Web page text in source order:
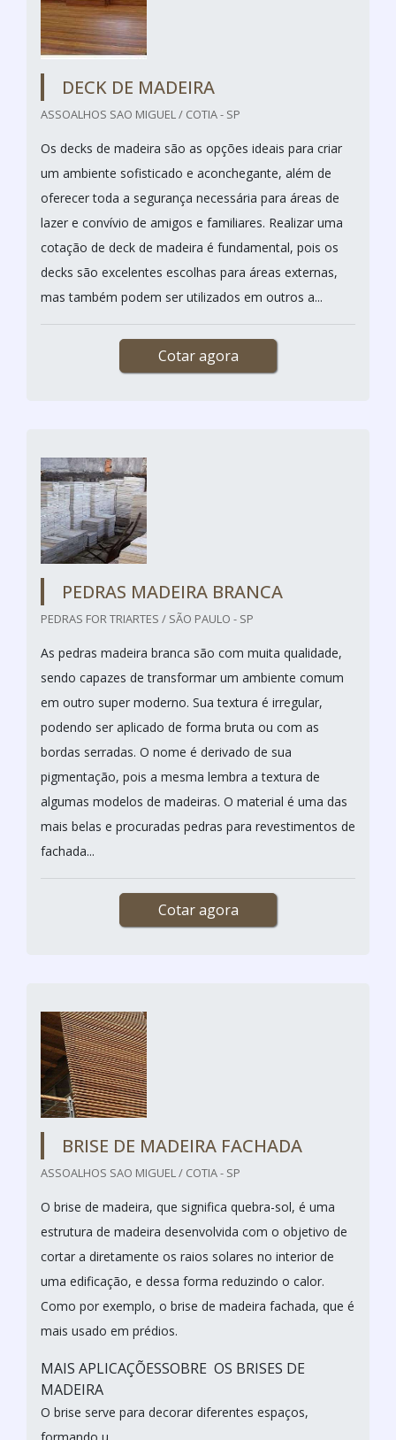
DECK DE MADEIRA
ASSOALHOS SAO MIGUEL / COTIA - SP
Os decks de madeira são as opções ideais para criar
um ambiente sofisticado e aconchegante, além de
oferecer toda a segurança necessária para áreas de
lazer e convívio de amigos e familiares. Realizar uma
cotação de deck de madeira é fundamental, pois os
decks são excelentes escolhas para áreas externas,
mas também podem ser utilizados em outros a...
Cotar agora
PEDRAS MADEIRA BRANCA
PEDRAS FOR TRIARTES / SÃO PAULO - SP
As pedras madeira branca são com muita qualidade,
sendo capazes de transformar um ambiente comum
em outro super moderno. Sua textura é irregular,
podendo ser aplicado de forma bruta ou com as
bordas serradas. O nome é derivado de sua
pigmentação, pois a mesma lembra a textura de
algumas modelos de madeiras. O material é uma das
mais belas e procuradas pedras para revestimentos de
fachada...
Cotar agora
BRISE DE MADEIRA FACHADA
ASSOALHOS SAO MIGUEL / COTIA - SP
O brise de madeira, que significa quebra-sol, é uma
estrutura de madeira desenvolvida com o objetivo de
cortar a diretamente os raios solares no interior de
uma edificação, e dessa forma reduzindo o calor.
Como por exemplo, o brise de madeira fachada, que é
mais usado em prédios.
MAIS APLICAÇÕESSOBRE OS BRISES DE
MADEIRA
O brise serve para decorar diferentes espaços,
formando u...